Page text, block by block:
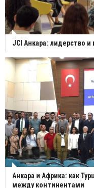
JCI Анкара: лидерство
Анкара и Африка: как
между континентами